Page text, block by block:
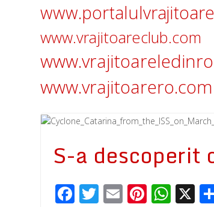
www.vrajitoareclub.com
www.vrajitoarero.com
S-a descoperit
F T E Pi W X